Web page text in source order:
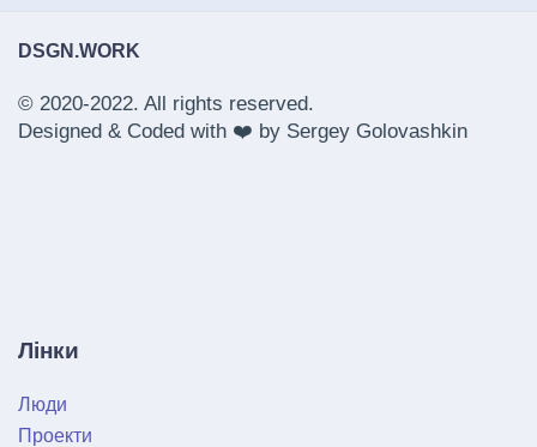
DSGN.WORK
© 2020-2022. All rights reserved.
Designed & Coded with ❤️ by Sergey Golovashkin
Лінки
Люди
Проекти